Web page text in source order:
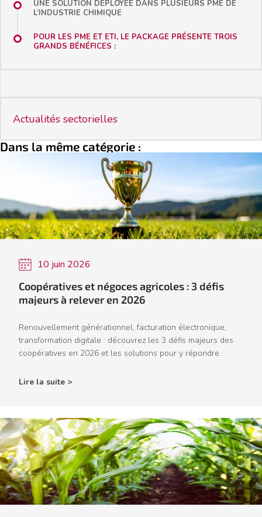
UNE SOLUTION DÉPLOYÉE DANS PLUSIEURS PME DE
L’INDUSTRIE CHIMIQUE
POUR LES PME ET ETI, LE PACKAGE PRÉSENTE TROIS
GRANDS BÉNÉFICES :
Actualités sectorielles
Dans la même catégorie :
10 juin 2026
Coopératives et négoces agricoles : 3 défis
majeurs à relever en 2026
Renouvellement générationnel, facturation électronique,
transformation digitale : découvrez les 3 défis majeurs des
coopératives en 2026 et les solutions pour y répondre.
Lire la suite >